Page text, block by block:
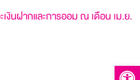
Open
งินฝากและการออม ณ เดือน เม.ย.